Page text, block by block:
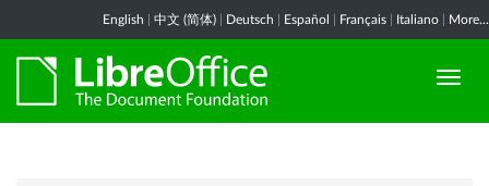
English 中文 (简体) Deutsch Español Français Italiano More...